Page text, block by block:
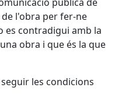
l'obra per fer-ne
es contradigui amb la
obra i que és la que
les condicions